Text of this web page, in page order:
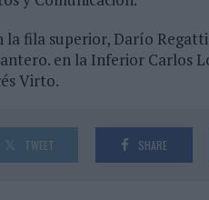
la fila superior, Darío
en la Inferior Carlos
Virto.
TWEET SHARE